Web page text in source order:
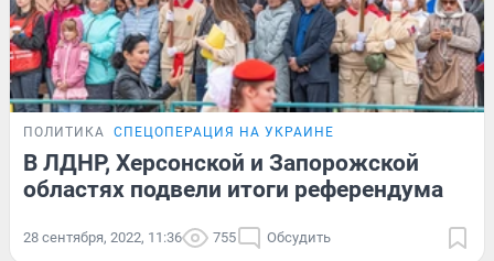
ПОЛИТИКА СПЕЦОПЕРАЦИЯ НА УКРАИНЕ
В ЛДНР, Херсонской и Запорожской
областях подвели итоги референдума
28 сентября, 2022, 11:36 755 Обсудить